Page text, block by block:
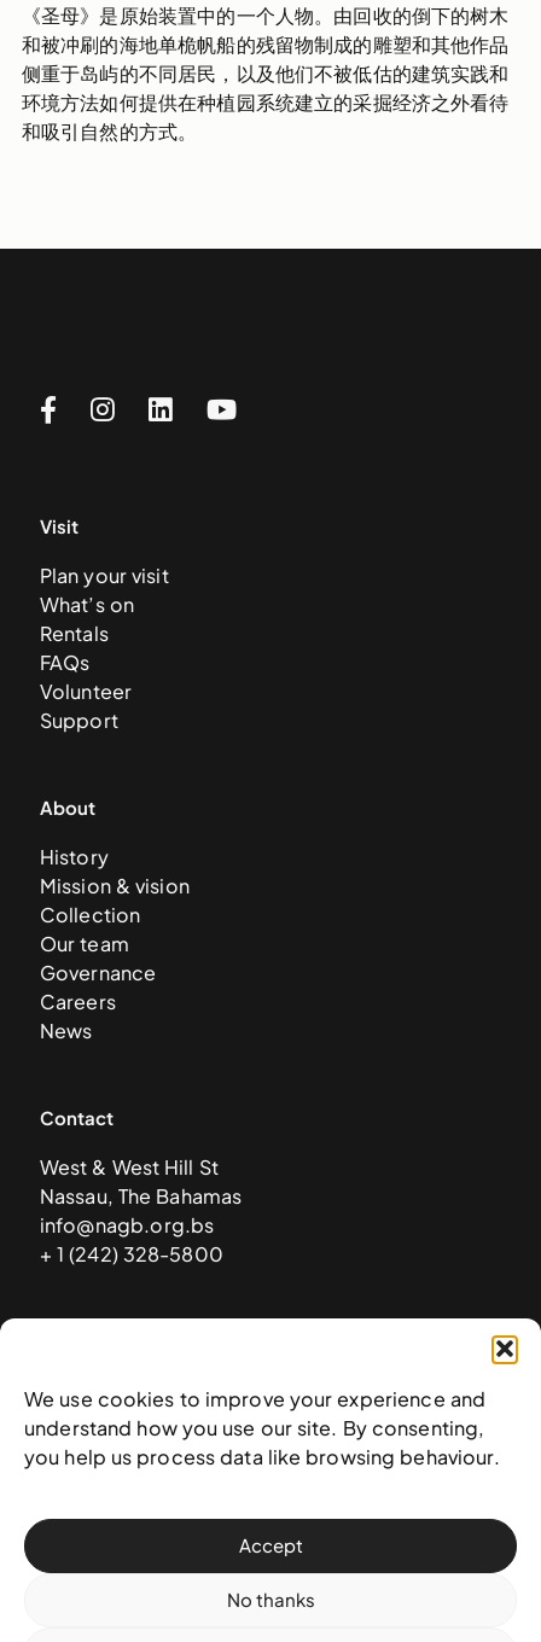
We use cookies to improve your experience and
understand how you use our site. By consenting,
you help us process data like browsing behaviour.
Accept
No thanks
《圣母》是原始装置中的一个人物。由回收的倒下的树木
和被冲刷的海地单桅帆船的残留物制成的雕塑和其他作品
侧重于岛屿的不同居民，以及他们不被低估的建筑实践和
环境方法如何提供在种植园系统建立的采掘经济之外看待
和吸引自然的方式。
Visit
Plan your visit
What’s on
Rentals
FAQs
Volunteer
Support
About
History
Mission & vision
Collection
Our team
Governance
Careers
News
Contact
West & West Hill St
Nassau, The Bahamas
info@nagb.org.bs
+ 1 (242) 328-5800